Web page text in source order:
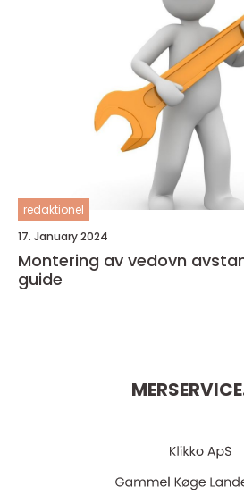
redaktionel
17. January 2024
Montering av vedovn
guide